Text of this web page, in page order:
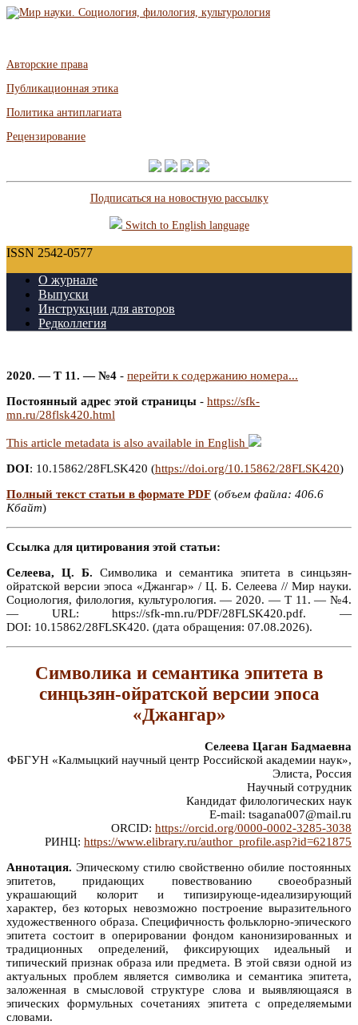
Авторские права
Публикационная этика
Политика антиплагиата
Рецензирование
Подписаться на новостную рассылку
Switch to English language
ISSN 2542-0577
О журнале
Выпуски
Инструкции для авторов
Редколлегия
2020. — Т 11. — №4 - перейти к содержанию номера...
Постоянный адрес этой страницы - https://sfk-
mn.ru/28flsk420.html
This article metadata is also available in English
DOI: 10.15862/28FLSK420 (https://doi.org/10.15862/28FLSK420)
Полный текст статьи в формате PDF (объем файла: 406.6
Кбайт)
Ссылка для цитирования этой статьи:
Селеева, Ц. Б. Символика и семантика эпитета в синцьзян-
ойратской версии эпоса «Джангар» / Ц. Б. Селеева // Мир науки.
Социология, филология, культурология. — 2020. — Т 11. — №4.
— URL: https://sfk-mn.ru/PDF/28FLSK420.pdf. —
DOI: 10.15862/28FLSK420. (дата обращения: 07.08.2026).
Символика и семантика эпитета в
синцьзян-ойратской версии эпоса
«Джангар»
Селеева Цаган Бадмаевна
ФБГУН «Калмыцкий научный центр Российской академии наук»,
Элиста, Россия
Научный сотрудник
Кандидат филологических наук
E-mail: tsagana007@mail.ru
ORCID: https://orcid.org/0000-0002-3285-3038
РИНЦ: https://www.elibrary.ru/author_profile.asp?id=621875
Аннотация. Эпическому стилю свойственно обилие постоянных
эпитетов, придающих повествованию своеобразный
украшающий колорит и типизирующе-идеализирующий
характер, без которых невозможно построение выразительного
художественного образа. Специфичность фольклорно-эпического
эпитета состоит в оперировании фондом канонизированных и
традиционных определений, фиксирующих идеальный и
типический признак образа или предмета. В этой связи одной из
актуальных проблем является символика и семантика эпитета,
заложенная в смысловой структуре слова и выявляющаяся в
эпических формульных сочетаниях эпитета с определяемыми
словами.